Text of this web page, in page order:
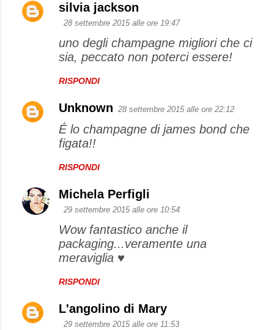
n
silvia jackson
28 settembre 2015 alle ore 19:47
uno degli champagne migliori che ci
sia, peccato non poterci essere!
RISPONDI
Unknown 28 settembre 2015 alle ore 22:12
É lo champagne di james bond che
figata!!
RISPONDI
Michela Perfigli
29 settembre 2015 alle ore 10:54
Wow fantastico anche il
packaging...veramente una
meraviglia ♥
RISPONDI
L'angolino di Mary
29 settembre 2015 alle ore 11:53